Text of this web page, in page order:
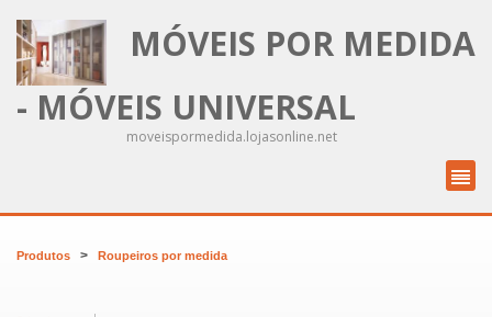
MÓVEIS POR MEDIDA
- MÓVEIS UNIVERSAL
moveispormedida.lojasonline.net
Produtos > Roupeiros por medida